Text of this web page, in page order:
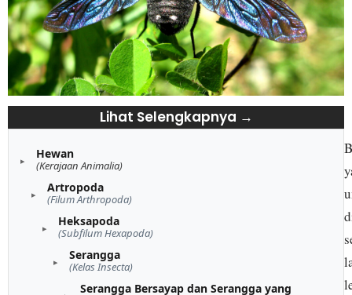
Lihat Selengkapnya →
Hewan
(Kerajaan Animalia)
Artropoda
(Filum Arthropoda)
Heksapoda
(Subfilum Hexapoda)
Serangga
(Kelas Insecta)
Serangga Bersayap dan Serangga yang